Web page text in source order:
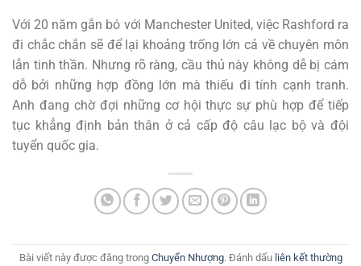
Với 20 năm gắn bó với Manchester United, việc Rashford ra
đi chắc chắn sẽ để lại khoảng trống lớn cả về chuyên môn
lẫn tinh thần. Nhưng rõ ràng, cầu thủ này không dễ bị cám
dỗ bởi những hợp đồng lớn mà thiếu đi tính cạnh tranh.
Anh đang chờ đợi những cơ hội thực sự phù hợp để tiếp
tục khẳng định bản thân ở cả cấp độ câu lạc bộ và đội
tuyển quốc gia.
Bài viết này được đăng trong Chuyển Nhượng. Đánh dấu liên kết thường